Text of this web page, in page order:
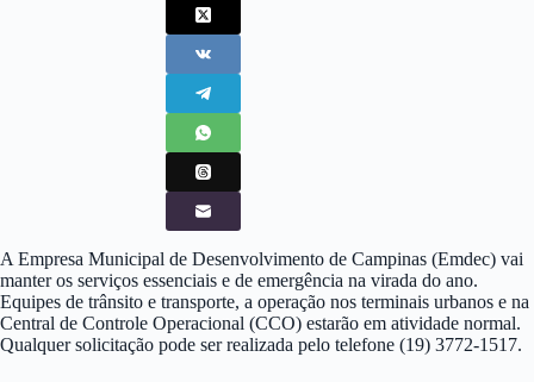
A Empresa Municipal de Desenvolvimento de Campinas (Emdec) vai
manter os serviços essenciais e de emergência na virada do ano.
Equipes de trânsito e transporte, a operação nos terminais urbanos e na
Central de Controle Operacional (CCO) estarão em atividade normal.
Qualquer solicitação pode ser realizada pelo telefone (19) 3772-1517.